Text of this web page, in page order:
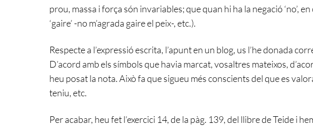
prou, massa i força són invariables; que quan hi ha la negació ‘no’,
‘gaire’ -no m’agrada gaire el peix-, etc.).
Respecte a l’expressió escrita, l’apunt en un blog, us l’he donada
D’acord amb els símbols que havia marcat, vosaltres mateixos,
heu posat la nota. Això fa que sigueu més conscients del que es
teniu, etc.
Per acabar, heu fet l’exercici 14, de la pàg. 139, del llibre de Teide i